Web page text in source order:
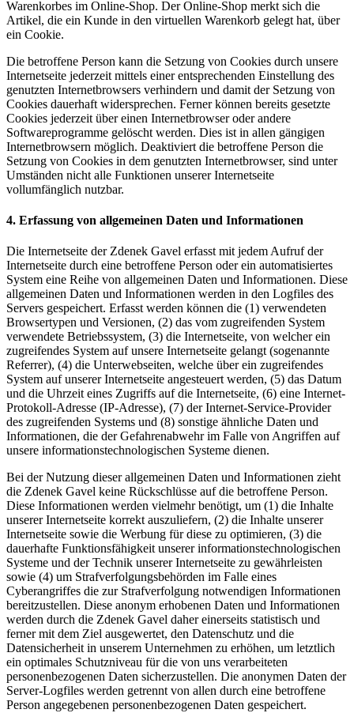
Warenkorbes im Online-Shop. Der Online-Shop merkt sich die
Artikel, die ein Kunde in den virtuellen Warenkorb gelegt hat, über
ein Cookie.
Die betroffene Person kann die Setzung von Cookies durch unsere
Internetseite jederzeit mittels einer entsprechenden Einstellung des
genutzten Internetbrowsers verhindern und damit der Setzung von
Cookies dauerhaft widersprechen. Ferner können bereits gesetzte
Cookies jederzeit über einen Internetbrowser oder andere
Softwareprogramme gelöscht werden. Dies ist in allen gängigen
Internetbrowsern möglich. Deaktiviert die betroffene Person die
Setzung von Cookies in dem genutzten Internetbrowser, sind unter
Umständen nicht alle Funktionen unserer Internetseite
vollumfänglich nutzbar.
4. Erfassung von allgemeinen Daten und Informationen
Die Internetseite der Zdenek Gavel erfasst mit jedem Aufruf der
Internetseite durch eine betroffene Person oder ein automatisiertes
System eine Reihe von allgemeinen Daten und Informationen. Diese
allgemeinen Daten und Informationen werden in den Logfiles des
Servers gespeichert. Erfasst werden können die (1) verwendeten
Browsertypen und Versionen, (2) das vom zugreifenden System
verwendete Betriebssystem, (3) die Internetseite, von welcher ein
zugreifendes System auf unsere Internetseite gelangt (sogenannte
Referrer), (4) die Unterwebseiten, welche über ein zugreifendes
System auf unserer Internetseite angesteuert werden, (5) das Datum
und die Uhrzeit eines Zugriffs auf die Internetseite, (6) eine Internet-
Protokoll-Adresse (IP-Adresse), (7) der Internet-Service-Provider
des zugreifenden Systems und (8) sonstige ähnliche Daten und
Informationen, die der Gefahrenabwehr im Falle von Angriffen auf
unsere informationstechnologischen Systeme dienen.
Bei der Nutzung dieser allgemeinen Daten und Informationen zieht
die Zdenek Gavel keine Rückschlüsse auf die betroffene Person.
Diese Informationen werden vielmehr benötigt, um (1) die Inhalte
unserer Internetseite korrekt auszuliefern, (2) die Inhalte unserer
Internetseite sowie die Werbung für diese zu optimieren, (3) die
dauerhafte Funktionsfähigkeit unserer informationstechnologischen
Systeme und der Technik unserer Internetseite zu gewährleisten
sowie (4) um Strafverfolgungsbehörden im Falle eines
Cyberangriffes die zur Strafverfolgung notwendigen Informationen
bereitzustellen. Diese anonym erhobenen Daten und Informationen
werden durch die Zdenek Gavel daher einerseits statistisch und
ferner mit dem Ziel ausgewertet, den Datenschutz und die
Datensicherheit in unserem Unternehmen zu erhöhen, um letztlich
ein optimales Schutzniveau für die von uns verarbeiteten
personenbezogenen Daten sicherzustellen. Die anonymen Daten der
Server-Logfiles werden getrennt von allen durch eine betroffene
Person angegebenen personenbezogenen Daten gespeichert.